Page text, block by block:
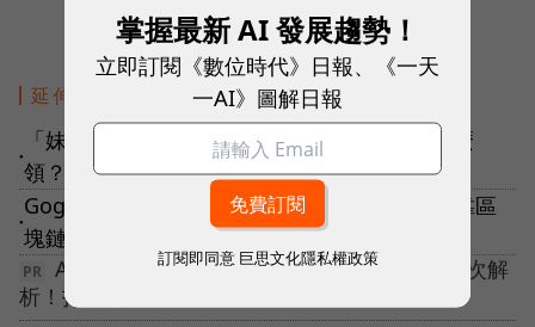
延伸閱讀
●
「妹宇宙」來了！張惠妹送13萬歌迷NFT，怎麼
領？有哪些創新？疑問一次看
●
Gogolook兩年內要IPO！預告朝Web3轉型，靠區
塊鏈技術加強防詐騙
AI 可以接手哪些工作？6 大銷售管理情境一次解
析！打造更高效的 AI 團隊👉🏻下載主管教戰手冊
掌握最新 AI 發展趨勢！
立即訂閱《數位時代》日報、《一天
一AI》圖解日報
訂閱即同意 巨思文化隱私權政策